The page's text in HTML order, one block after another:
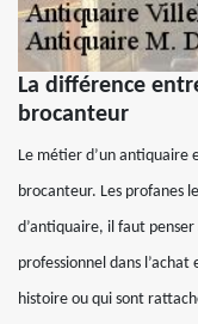
La différence
brocanteur
Le métier d’un antiquaire
brocanteur. Les profanes
d’antiquaire, il faut
professionnel dans
histoire ou qui sont